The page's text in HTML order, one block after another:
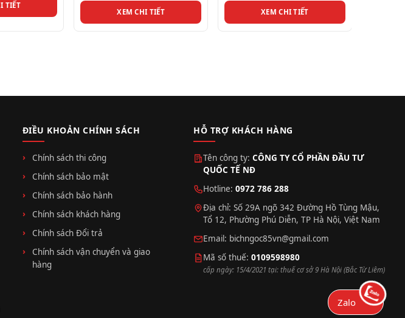
XEM CHI TIẾT
XEM CHI TIẾT
ĐIỀU KHOẢN CHÍNH SÁCH
Chính sách thi công
Chính sách bảo mật
Chính sách bảo hành
Chính sách khách hàng
Chính sách Đổi trả
Chính sách vận chuyển và giao
hàng
HỖ TRỢ KHÁCH HÀNG
Tên công ty:CÔNG TY CỔ PHẦN ĐẦU TƯ
QUỐC TẾ NĐ
Hotline:0972 786 288
Địa chỉ: Số 29A ngõ 342 Đường Hồ Tùng Mậu,
Tổ 12, Phường Phú Diễn, TP Hà Nội, Việt Nam
Email: bichngoc85vn@gmail.com
Mã số thuế:0109598980
cấp ngày: 15/4/2021 tại: thuế cơ sở 9 Hà Nội (Bắc Từ Liêm)
Zalo